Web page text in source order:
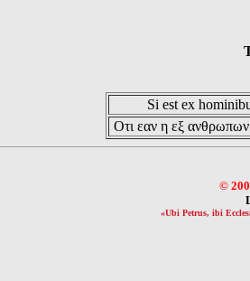
Si est ex
Οτι εαν η εξ ανθρωπων
©
«Ubi Petrus, ibi